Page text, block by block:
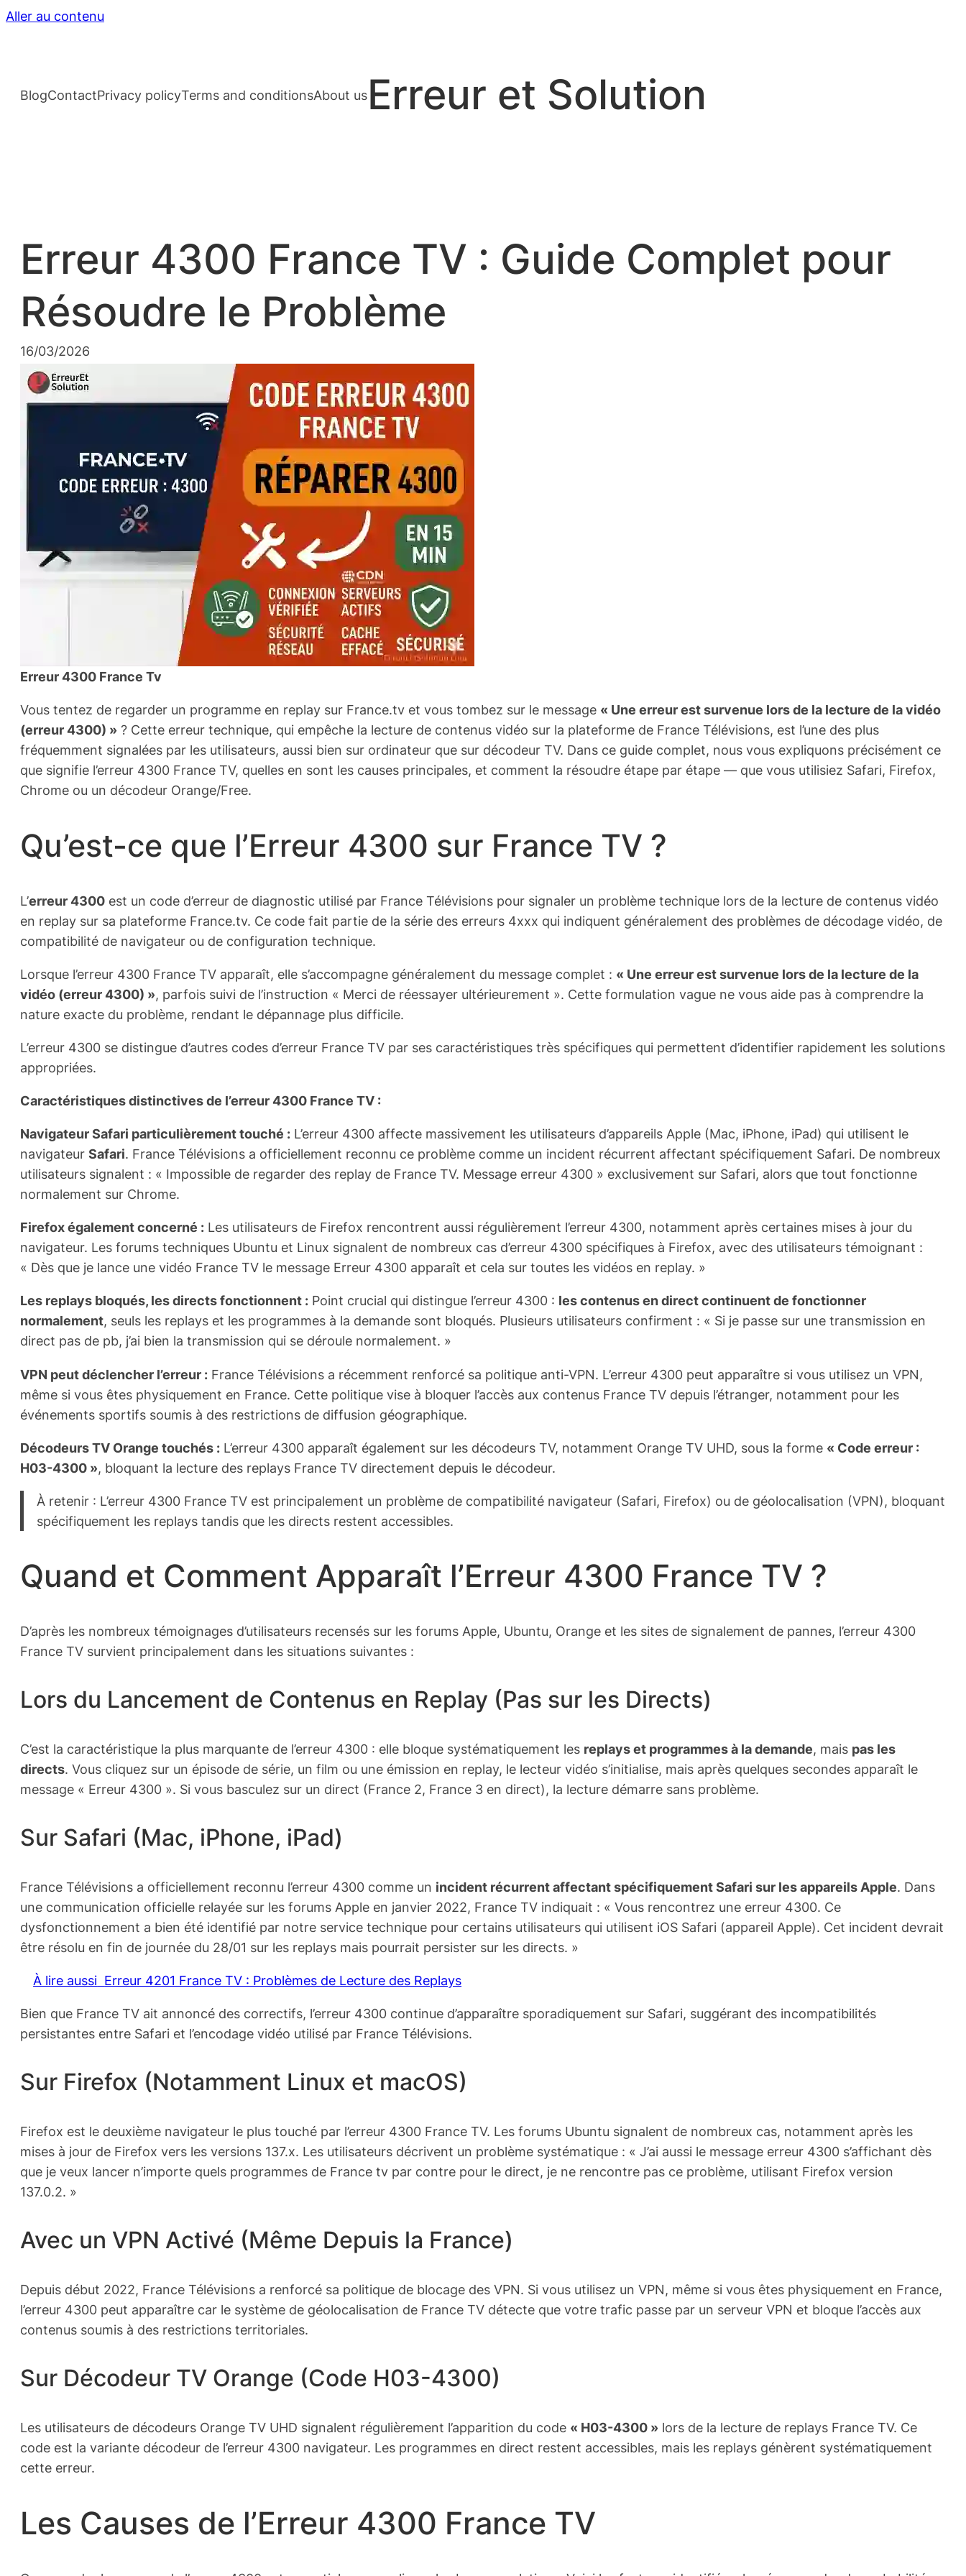
Aller au contenu
BlogContactPrivacy policyTerms and conditionsAbout usErreur et Solution
Erreur 4300 France TV : Guide Complet pour
Résoudre le Problème
16/03/2026
Erreur 4300 France Tv
Vous tentez de regarder un programme en replay sur France.tv et vous tombez sur le message « Une erreur est survenue lors de la lecture de la vidéo
(erreur 4300) » ? Cette erreur technique, qui empêche la lecture de contenus vidéo sur la plateforme de France Télévisions, est l’une des plus
fréquemment signalées par les utilisateurs, aussi bien sur ordinateur que sur décodeur TV. Dans ce guide complet, nous vous expliquons précisément ce
que signifie l’erreur 4300 France TV, quelles en sont les causes principales, et comment la résoudre étape par étape — que vous utilisiez Safari, Firefox,
Chrome ou un décodeur Orange/Free.
Qu’est-ce que l’Erreur 4300 sur France TV ?
L’erreur 4300 est un code d’erreur de diagnostic utilisé par France Télévisions pour signaler un problème technique lors de la lecture de contenus vidéo
en replay sur sa plateforme France.tv. Ce code fait partie de la série des erreurs 4xxx qui indiquent généralement des problèmes de décodage vidéo, de
compatibilité de navigateur ou de configuration technique.
Lorsque l’erreur 4300 France TV apparaît, elle s’accompagne généralement du message complet : « Une erreur est survenue lors de la lecture de la
vidéo (erreur 4300) », parfois suivi de l’instruction « Merci de réessayer ultérieurement ». Cette formulation vague ne vous aide pas à comprendre la
nature exacte du problème, rendant le dépannage plus difficile.
L’erreur 4300 se distingue d’autres codes d’erreur France TV par ses caractéristiques très spécifiques qui permettent d’identifier rapidement les solutions
appropriées.
Caractéristiques distinctives de l’erreur 4300 France TV :
Navigateur Safari particulièrement touché : L’erreur 4300 affecte massivement les utilisateurs d’appareils Apple (Mac, iPhone, iPad) qui utilisent le
navigateur Safari. France Télévisions a officiellement reconnu ce problème comme un incident récurrent affectant spécifiquement Safari. De nombreux
utilisateurs signalent : « Impossible de regarder des replay de France TV. Message erreur 4300 » exclusivement sur Safari, alors que tout fonctionne
normalement sur Chrome.
Firefox également concerné : Les utilisateurs de Firefox rencontrent aussi régulièrement l’erreur 4300, notamment après certaines mises à jour du
navigateur. Les forums techniques Ubuntu et Linux signalent de nombreux cas d’erreur 4300 spécifiques à Firefox, avec des utilisateurs témoignant :
« Dès que je lance une vidéo France TV le message Erreur 4300 apparaît et cela sur toutes les vidéos en replay. »
Les replays bloqués, les directs fonctionnent : Point crucial qui distingue l’erreur 4300 : les contenus en direct continuent de fonctionner
normalement, seuls les replays et les programmes à la demande sont bloqués. Plusieurs utilisateurs confirment : « Si je passe sur une transmission en
direct pas de pb, j’ai bien la transmission qui se déroule normalement. »
VPN peut déclencher l’erreur : France Télévisions a récemment renforcé sa politique anti-VPN. L’erreur 4300 peut apparaître si vous utilisez un VPN,
même si vous êtes physiquement en France. Cette politique vise à bloquer l’accès aux contenus France TV depuis l’étranger, notamment pour les
événements sportifs soumis à des restrictions de diffusion géographique.
Décodeurs TV Orange touchés : L’erreur 4300 apparaît également sur les décodeurs TV, notamment Orange TV UHD, sous la forme « Code erreur :
H03-4300 », bloquant la lecture des replays France TV directement depuis le décodeur.
À retenir : L’erreur 4300 France TV est principalement un problème de compatibilité navigateur (Safari, Firefox) ou de géolocalisation (VPN), bloquant
spécifiquement les replays tandis que les directs restent accessibles.
Quand et Comment Apparaît l’Erreur 4300 France TV ?
D’après les nombreux témoignages d’utilisateurs recensés sur les forums Apple, Ubuntu, Orange et les sites de signalement de pannes, l’erreur 4300
France TV survient principalement dans les situations suivantes :
Lors du Lancement de Contenus en Replay (Pas sur les Directs)
C’est la caractéristique la plus marquante de l’erreur 4300 : elle bloque systématiquement les replays et programmes à la demande, mais pas les
directs. Vous cliquez sur un épisode de série, un film ou une émission en replay, le lecteur vidéo s’initialise, mais après quelques secondes apparaît le
message « Erreur 4300 ». Si vous basculez sur un direct (France 2, France 3 en direct), la lecture démarre sans problème.
Sur Safari (Mac, iPhone, iPad)
France Télévisions a officiellement reconnu l’erreur 4300 comme un incident récurrent affectant spécifiquement Safari sur les appareils Apple. Dans
une communication officielle relayée sur les forums Apple en janvier 2022, France TV indiquait : « Vous rencontrez une erreur 4300. Ce
dysfonctionnement a bien été identifié par notre service technique pour certains utilisateurs qui utilisent iOS Safari (appareil Apple). Cet incident devrait
être résolu en fin de journée du 28/01 sur les replays mais pourrait persister sur les directs. »
À lire aussi Erreur 4201 France TV : Problèmes de Lecture des Replays
Bien que France TV ait annoncé des correctifs, l’erreur 4300 continue d’apparaître sporadiquement sur Safari, suggérant des incompatibilités
persistantes entre Safari et l’encodage vidéo utilisé par France Télévisions.
Sur Firefox (Notamment Linux et macOS)
Firefox est le deuxième navigateur le plus touché par l’erreur 4300 France TV. Les forums Ubuntu signalent de nombreux cas, notamment après les
mises à jour de Firefox vers les versions 137.x. Les utilisateurs décrivent un problème systématique : « J’ai aussi le message erreur 4300 s’affichant dès
que je veux lancer n’importe quels programmes de France tv par contre pour le direct, je ne rencontre pas ce problème, utilisant Firefox version
137.0.2. »
Avec un VPN Activé (Même Depuis la France)
Depuis début 2022, France Télévisions a renforcé sa politique de blocage des VPN. Si vous utilisez un VPN, même si vous êtes physiquement en France,
l’erreur 4300 peut apparaître car le système de géolocalisation de France TV détecte que votre trafic passe par un serveur VPN et bloque l’accès aux
contenus soumis à des restrictions territoriales.
Sur Décodeur TV Orange (Code H03-4300)
Les utilisateurs de décodeurs Orange TV UHD signalent régulièrement l’apparition du code « H03-4300 » lors de la lecture de replays France TV. Ce
code est la variante décodeur de l’erreur 4300 navigateur. Les programmes en direct restent accessibles, mais les replays génèrent systématiquement
cette erreur.
Les Causes de l’Erreur 4300 France TV